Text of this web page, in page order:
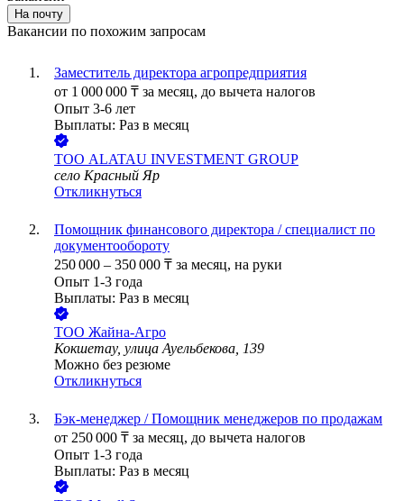
На почту
Вакансии по похожим запросам
Заместитель директора агропредприятия
от 1 000 000 ₸ за месяц, до вычета налогов
Опыт 3-6 лет
Выплаты: Раз в месяц
ТОО ALATAU INVESTMENT GROUP
село Красный Яр
Откликнуться
Помощник финансового директора / специалист по
документообороту
250 000 – 350 000 ₸ за месяц, на руки
Опыт 1-3 года
Выплаты: Раз в месяц
ТОО Жайна-Агро
Кокшетау, улица Ауельбекова, 139
Можно без резюме
Откликнуться
Бэк-менеджер / Помощник менеджеров по продажам
от 250 000 ₸ за месяц, до вычета налогов
Опыт 1-3 года
Выплаты: Раз в месяц